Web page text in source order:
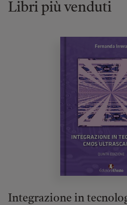
Libri più venduti
Integrazione in